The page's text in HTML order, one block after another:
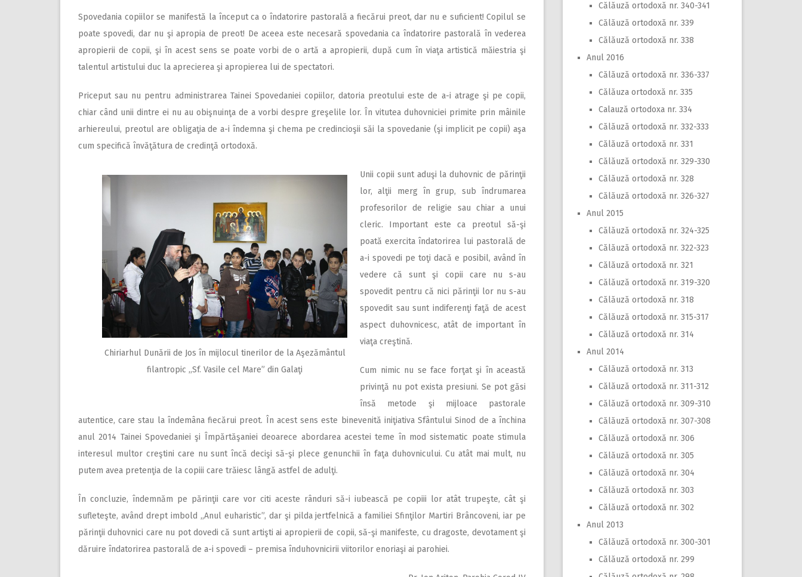
Spovedania copiilor se manifestă la început ca o îndatorire pastorală a fiecărui preot, dar nu e suficient! Copilul se
poate spovedi, dar nu şi apropia de preot! De aceea este necesară spovedania ca îndatorire pastorală în vederea
apropierii de copii, şi în acest sens se poate vorbi de o artă a apropierii, după cum în viaţa artistică măiestria şi
talentul artistului duc la aprecierea şi apropierea lui de spectatori.
Priceput sau nu pentru administrarea Tainei Spovedaniei copiilor, datoria preotului este de a-i atrage şi pe copii,
chiar când unii dintre ei nu au obişnuinţa de a vorbi despre greşelile lor. În vitutea duhovniciei primite prin mâinile
arhiereului, preotul are obligaţia de a-i îndemna şi chema pe credincioşii săi la spovedanie (şi implicit pe copii) aşa
cum specifică învăţătura de credinţă ortodoxă.
Chiriarhul Dunării de Jos în mijlocul tinerilor de la Aşezământul
filantropic ,,Sf. Vasile cel Mare” din Galaţi
Unii copii sunt aduşi la duhovnic de părinţii
lor, alţii merg în grup, sub îndrumarea
profesorilor de religie sau chiar a unui
cleric. Important este ca preotul să-şi
poată exercita îndatorirea lui pastorală de
a-i spovedi pe toţi dacă e posibil, având în
vedere că sunt şi copii care nu s-au
spovedit pentru că nici părinţii lor nu s-au
spovedit sau sunt indiferenţi faţă de acest
aspect duhovnicesc, atât de important în
viaţa creştină.
Cum nimic nu se face forţat şi în această
privinţă nu pot exista presiuni. Se pot găsi
însă metode şi mijloace pastorale
autentice, care stau la îndemâna fiecărui preot. În acest sens este binevenită iniţiativa Sfântului Sinod de a închina
anul 2014 Tainei Spovedaniei şi Împărtăşaniei deoarece abordarea acestei teme în mod sistematic poate stimula
interesul multor creştini care nu sunt încă decişi să-şi plece genunchii în faţa duhovnicului. Cu atât mai mult, nu
putem avea pretenţia de la copiii care trăiesc lângă astfel de adulţi.
În concluzie, îndemnăm pe părinţii care vor citi aceste rânduri să-i iubească pe copiii lor atât trupeşte, cât şi
sufleteşte, având drept imbold ,,Anul euharistic”, dar şi pilda jertfelnică a familiei Sfinţilor Martiri Brâncoveni, iar pe
părinţii duhovnici care nu pot dovedi că sunt artişti ai apropierii de copii, să-şi manifeste, cu dragoste, devotament şi
dăruire îndatorirea pastorală de a-i spovedi – premisa înduhovnicirii viitorilor enoriaşi ai parohiei.
Călăuză ortodoxă nr. 340-341
Călăuză ortodoxă nr. 339
Călăuză ortodoxă nr. 338
Anul 2016
Călăuză ortodoxă nr. 336-337
Călăuza ortodoxă nr. 335
Calauză ortodoxa nr. 334
Călăuză ortodoxă nr. 332-333
Călăuză ortodoxă nr. 331
Călăuză ortodoxă nr. 329-330
Călăuză ortodoxă nr. 328
Călăuză ortodoxă nr. 326-327
Anul 2015
Călăuză ortodoxă nr. 324-325
Călăuză ortodoxă nr. 322-323
Călăuză ortodoxă nr. 321
Călăuză ortodoxă nr. 319-320
Călăuză ortodoxă nr. 318
Călăuză ortodoxă nr. 315-317
Călăuză ortodoxă nr. 314
Anul 2014
Călăuză ortodoxă nr. 313
Călăuză ortodoxă nr. 311-312
Călăuză ortodoxă nr. 309-310
Călăuză ortodoxă nr. 307-308
Călăuză ortodoxă nr. 306
Călăuză ortodoxă nr. 305
Călăuză ortodoxă nr. 304
Călăuză ortodoxă nr. 303
Călăuză ortodoxă nr. 302
Anul 2013
Călăuză ortodoxă nr. 300-301
Călăuză ortodoxă nr. 299